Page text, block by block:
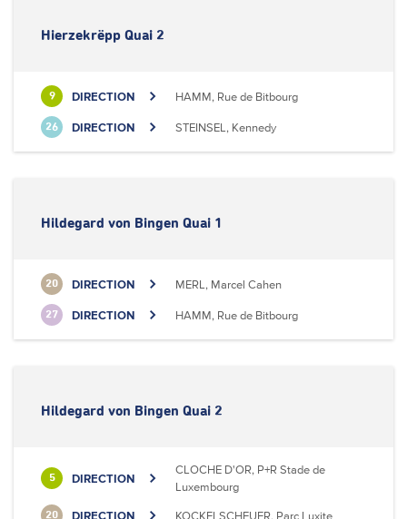
Hierzekrëpp Quai 2
9 DIRECTION HAMM, Rue de Bitbourg
26 DIRECTION STEINSEL, Kennedy
Hildegard von Bingen Quai 1
20 DIRECTION MERL, Marcel Cahen
27 DIRECTION HAMM, Rue de Bitbourg
Hildegard von Bingen Quai 2
5 DIRECTION
CLOCHE D'OR, P+R Stade de
Luxembourg
20 DIRECTION KOCKELSCHEUER, Parc Luxite